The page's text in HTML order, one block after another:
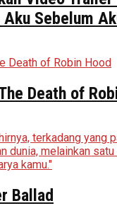
Aku Sebelum
Death of
Ballad